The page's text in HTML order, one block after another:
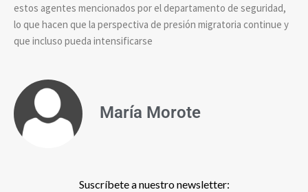
estos agentes mencionados por el departamento de seguridad,
lo que hacen que la perspectiva de presión migratoria continue y
que incluso pueda intensificarse
María Morote
Suscríbete a nuestro newsletter: